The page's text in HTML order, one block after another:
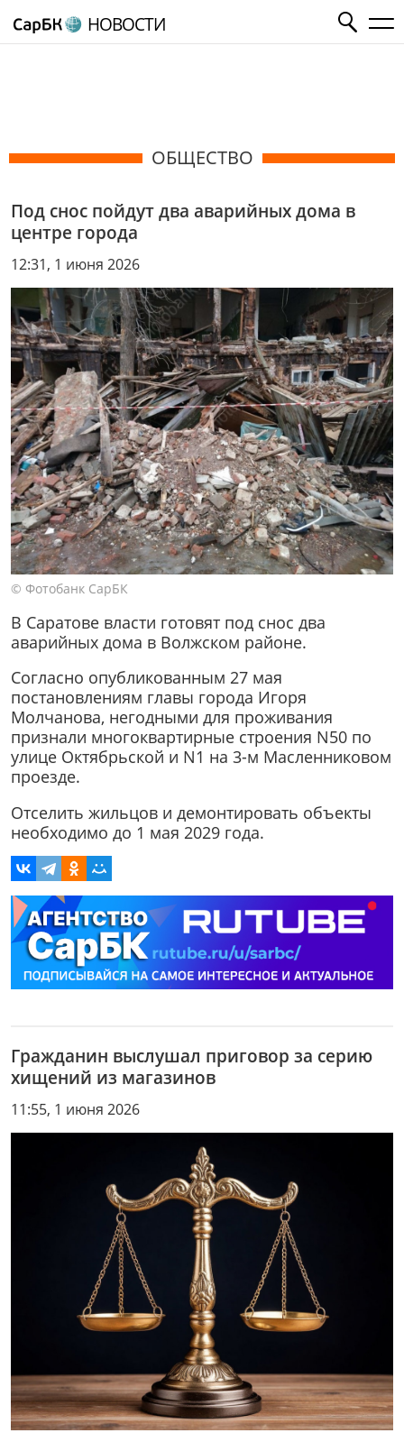
НОВОСТИ
ОБЩЕСТВО
Под снос пойдут два аварийных дома в
центре города
12:31, 1 июня 2026
© Фотобанк СарБК
В Саратове власти готовят под снос два
аварийных дома в Волжском районе.
Согласно опубликованным 27 мая
постановлениям главы города Игоря
Молчанова, негодными для проживания
признали многоквартирные строения N50 по
улице Октябрьской и N1 на 3-м Масленниковом
проезде.
Отселить жильцов и демонтировать объекты
необходимо до 1 мая 2029 года.
Гражданин выслушал приговор за серию
хищений из магазинов
11:55, 1 июня 2026